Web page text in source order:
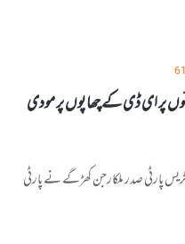
پر ای ڈی کے چھاپوں پر مودی
پارٹی صدر ملکارجن کھڑگے نے پارٹی